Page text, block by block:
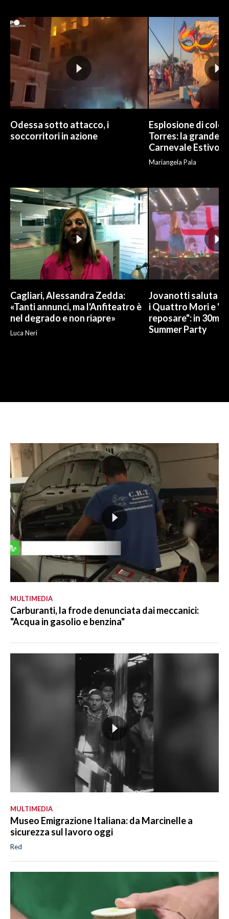
INFO AZIENDE
ABBONATI
ANNUNCI
NECROLOGI
PUBBLICITÀ
SPIAGGE
Odessa sotto attacco, i
soccorritori in azione
Esplosione di
Torres: la grande
Carnevale Estivo
Mariangela Pala
Cagliari, Alessandra Zedda:
«Tanti annunci, ma l'Anfiteatro è
nel degrado e non riapre»
Luca Neri
Jovanotti saluta la
i Quattro Mori e
reposare": in
Summer Party
MULTIMEDIA
Carburanti, la frode denunciata dai meccanici:
"Acqua in gasolio e benzina"
MULTIMEDIA
Museo Emigrazione Italiana: da Marcinelle a
sicurezza sul lavoro oggi
Red